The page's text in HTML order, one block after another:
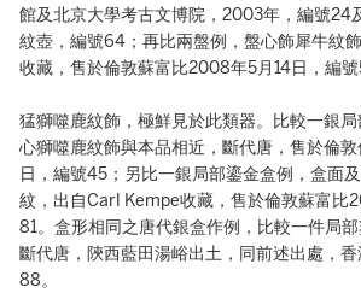
館及北京大學考古文博院，2003年，編號24
紋壺，編號64；再比兩盤例，盤心飾犀牛紋
收藏，售於倫敦蘇富比2008年5月14日，編號
猛獅噬鹿紋飾，極鮮見於此類器。比較一銀
心獅噬鹿紋飾與本品相近，斷代唐，售於倫
日，編號45；另比一銀局部鎏金盒例，盒面
紋，出自Carl Kempe收藏，售於倫敦蘇富比
81。盒形相同之唐代銀盒作例，比較一件局部
斷代唐，陝西藍田湯峪出土，同前述出處，
88。